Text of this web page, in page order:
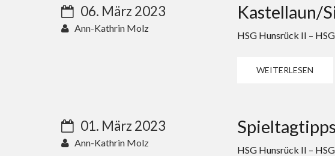
06. März 2023
Ann-Kathrin Molz
Kastellaun/
HSG Hunsrück II –
WEITERLESEN
01. März 2023
Ann-Kathrin Molz
HSG Hunsrück II –